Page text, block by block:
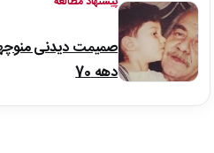
صمیمت دیدنی
دهه 70